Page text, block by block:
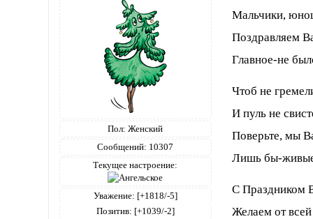
Пол: Женский
Сообщений: 10307
Текущее настроение:
Уважение: [+1818/-5]
Позитив: [+1039/-2]
Мальчики,
Поздравляем
Главное-не
Чтоб не
И пуль не
Поверьте, мы
Лишь бы-
С Праздником
Желаем от